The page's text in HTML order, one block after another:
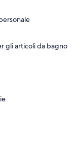
gli articoli da bagno